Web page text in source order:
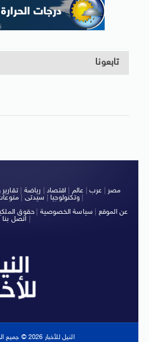
تابعونا
مصر عرب عالم اقتصاد رياضة |
وتكنولوجيا| سيدتى
|
عن الموقع
سياسة الخصوصية حقوق
اتصل بنا
النيل للأخبار 2026 © جميع الحقوق محفوظة.